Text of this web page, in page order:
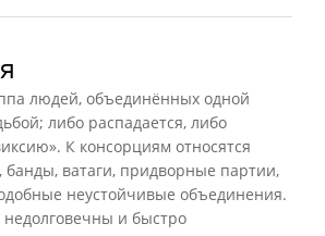
людей, объединённых одной
либо распадается, либо
К консорциям относятся
банды, ватаги, придворные партии,
неустойчивые объединения.
и быстро